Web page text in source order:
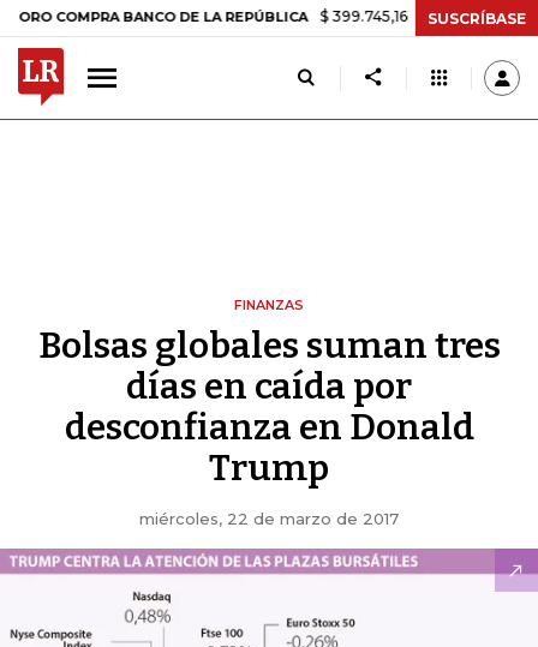
BANCO DE LA REPÚBLICA $ 399.745,16 +$ 2.295,71 +0,58%
SUSCRÍBASE
FINANZAS
Bolsas globales suman tres
días en caída por
desconfianza en Donald
Trump
miércoles, 22 de marzo de 2017